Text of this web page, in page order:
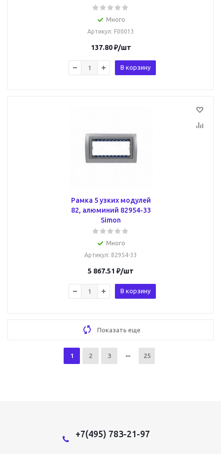
Много
Артикул: F00013
137.80₽/шт
В корзину
Рамка 5 узких модулей
82, алюминий 82954-33
Simon
Много
Артикул: 82954-33
5 867.51 ₽/шт
В корзину
Показать еще
1 2 3 25
+7(495) 783-21-97